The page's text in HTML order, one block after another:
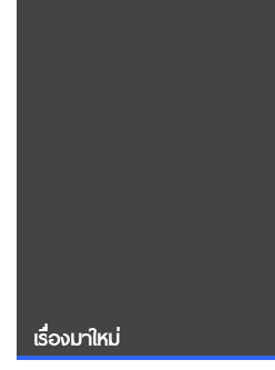
เรื่องมาใหม่